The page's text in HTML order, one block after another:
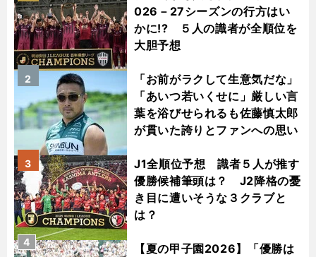
026－27シーズンの行方はい
かに!? ５人の識者が全順位を
大胆予想
「お前がラクして生意気だな」
「あいつ若いくせに」厳しい言
葉を浴びせられるも佐藤慎太郎
が貫いた誇りとファンへの思い
2
J1全順位予想 識者５人が推す
優勝候補筆頭は？ J2降格の憂
き目に遭いそうな３クラブと
は？
3
【夏の甲子園2026】「優勝は
4